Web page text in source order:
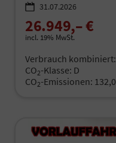
31.07.2026
26.949,– €
incl. 19% MwSt.
Verbrauch kombiniert:
CO2-Klasse: D
CO2-Emissionen: